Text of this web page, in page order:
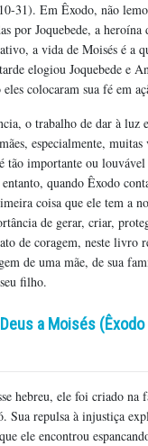
31). Em Êxodo, não
por Joquebede, a heroína
a vida de Moisés é a
elogiou Joquebede e
colocaram sua fé em
o trabalho de dar à luz
especialmente, muitas
tão importante ou
quando Êxodo
coisa que ele tem a
de gerar, criar,
de coragem, neste livro
de uma mãe, de sua
filho.
a Moisés
hebreu, ele foi criado
Sua repulsa à injustiça
ele encontrou